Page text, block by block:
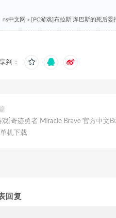
ns中文网 » [PC游戏]布拉斯 库巴斯的死后
到：
戏]奇迹勇者 Miracle Brave 官方中文
机下载
回复